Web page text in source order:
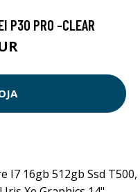
P30 PRO -CLEAR